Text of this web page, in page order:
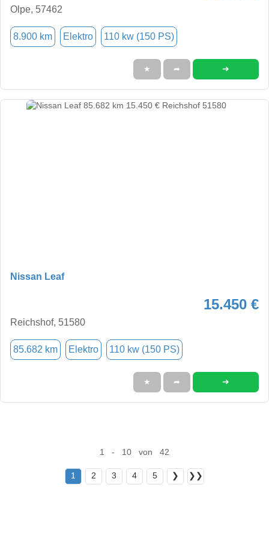
Olpe, 57462
8.900 km Elektro 110 kw (150 PS)
★ ➦ ➜
Nissan Leaf
15.450 €
Reichshof, 51580
85.682 km Elektro 110 kw (150 PS)
★ ➦ ➜
1 - 10 von 42
1 2 3 4 5 ❯ ❯❯